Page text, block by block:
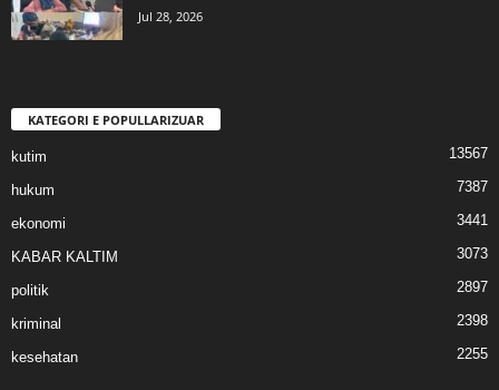
Jul 28, 2026
KATEGORI E POPULLARIZUAR
kutim 13567
hukum 7387
ekonomi 3441
KABAR KALTIM 3073
politik 2897
kriminal 2398
kesehatan 2255